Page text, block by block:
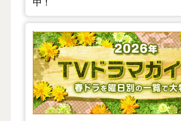
【2026年春】TVドラマガイド